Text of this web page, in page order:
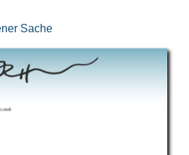
Sache